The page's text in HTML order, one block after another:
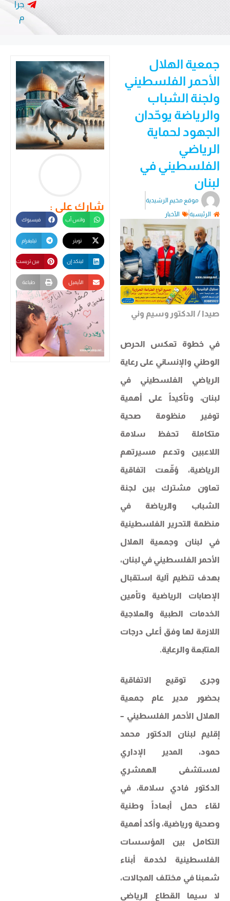
جرا
م
جمعية الهلال
الأحمر الفلسطيني
ولجنة الشباب
والرياضة يوحّدان
الجهود لحماية
الرياضي
الفلسطيني في
لبنان
موقع مخيم الرشيدية
الرئيسية
الأخبار
صيدا / الدكتور وسيم وني
في خطوة تعكس الحرص
الوطني والإنساني على رعاية
الرياضي الفلسطيني في
لبنان، وتأكيداً على أهمية
توفير منظومة صحية
متكاملة تحفظ سلامة
اللاعبين وتدعم مسيرتهم
الرياضية، وُقّعت اتفاقية
تعاون مشترك بين لجنة
الشباب والرياضة في
منظمة التحرير الفلسطينية
في لبنان وجمعية الهلال
الأحمر الفلسطيني في لبنان،
بهدف تنظيم آلية استقبال
الإصابات الرياضية وتأمين
الخدمات الطبية والعلاجية
اللازمة لها وفق أعلى درجات
المتابعة والرعاية.
وجرى توقيع الاتفاقية
بحضور مدير عام جمعية
الهلال الأحمر الفلسطيني –
إقليم لبنان الدكتور محمد
حمود، المدير الإداري
لمستشفى الهمشري
الدكتور فادي سلامة، في
لقاء حمل أبعاداً وطنية
وصحية ورياضية، وأكد أهمية
التكامل بين المؤسسات
الفلسطينية لخدمة أبناء
شعبنا في مختلف المجالات،
لا سيما القطاع الرياضي
شارك على :
واتس أب فيسبوك
تيليغرام
لينكد إن بين تريست
الأيميل طباعة